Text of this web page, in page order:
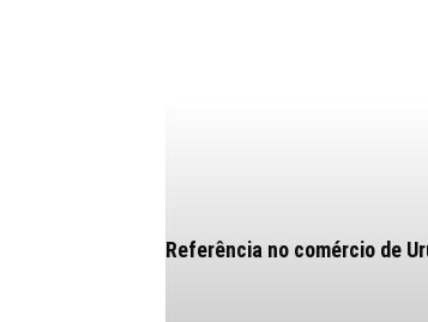
Referência no comércio de